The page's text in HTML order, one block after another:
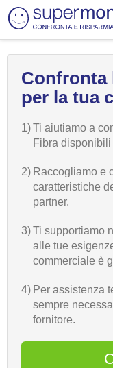
Confronta
per la tua
1)Ti aiutiamo a
Fibra
2) Raccogliamo e
caratteristiche
partner.
3)Ti supportiamo
alle tue
commerciale è
4) Per assistenza
sempre
fornitore.